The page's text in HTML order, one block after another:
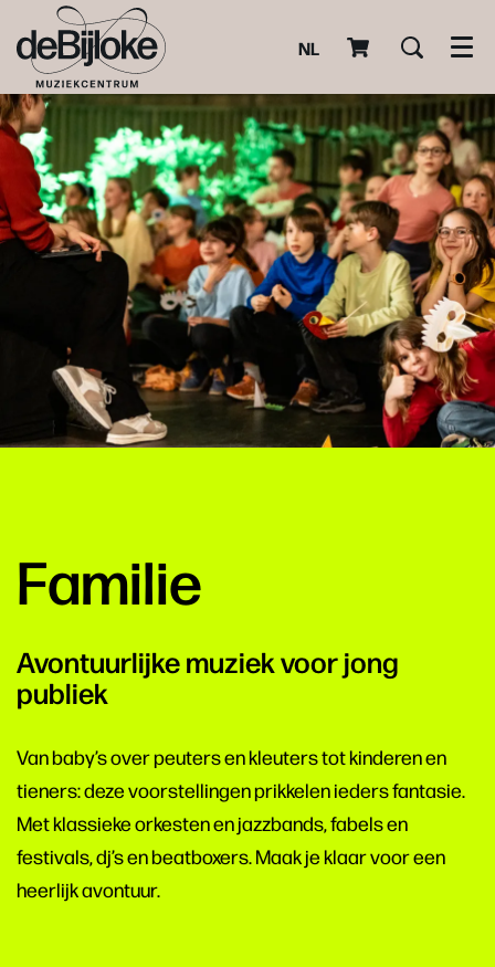
NL
Familie
Avontuurlijke muziek voor jong
publiek
Van baby’s over peuters en kleuters tot kinderen en
tieners: deze voorstellingen prikkelen ieders fantasie.
Met klassieke orkesten en jazzbands, fabels en
festivals, dj’s en beatboxers. Maak je klaar voor een
heerlijk avontuur.